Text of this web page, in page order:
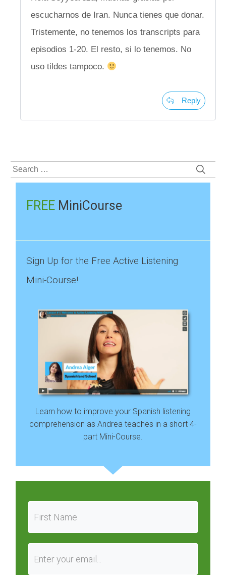
escucharnos de Iran. Nunca tienes que donar.
Tristemente, no tenemos los transcripts para
episodios 1-20. El resto, si lo tenemos. No
uso tildes tampoco.
Reply
Search
for:
FREE MiniCourse
Sign Up for the Free Active Listening
Mini-Course!
Learn how to improve your Spanish listening
comprehension as Andrea teaches in a short 4-
part Mini-Course.